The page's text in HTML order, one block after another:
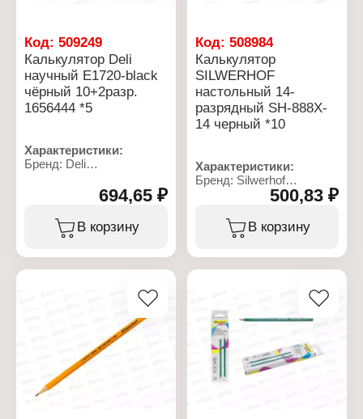
Код: 509249
Калькулятор Deli
научный E1720-black
чёрный 10+2разр.
1656444 *5
Характеристики:
Бренд: Deli
Вид калькулятора:
Модель: E1720-black
Разрядность: 10+2
Размер: 82х162 мм
Особенность:
694,65 ₽
В корзину
Код:508984
Калькулятор
SILWERHOF
настольный 14-
разрядный SH-888X-
14 черный *10
Характеристики:
Бренд: Silwerhof
Артикул: SH-888X-14
Тип товара: Калькулятор
Тип калькулятора:
настольный
батарея
500,83 ₽
В корзину